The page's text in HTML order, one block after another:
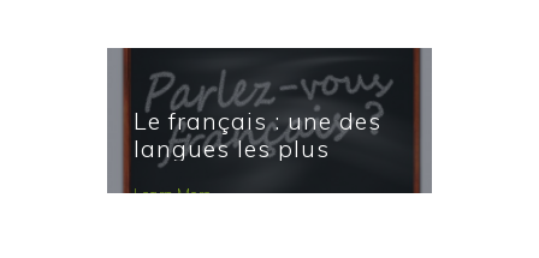
Le français : une des
langues les plus
parlées d’ici 2050
Learn More